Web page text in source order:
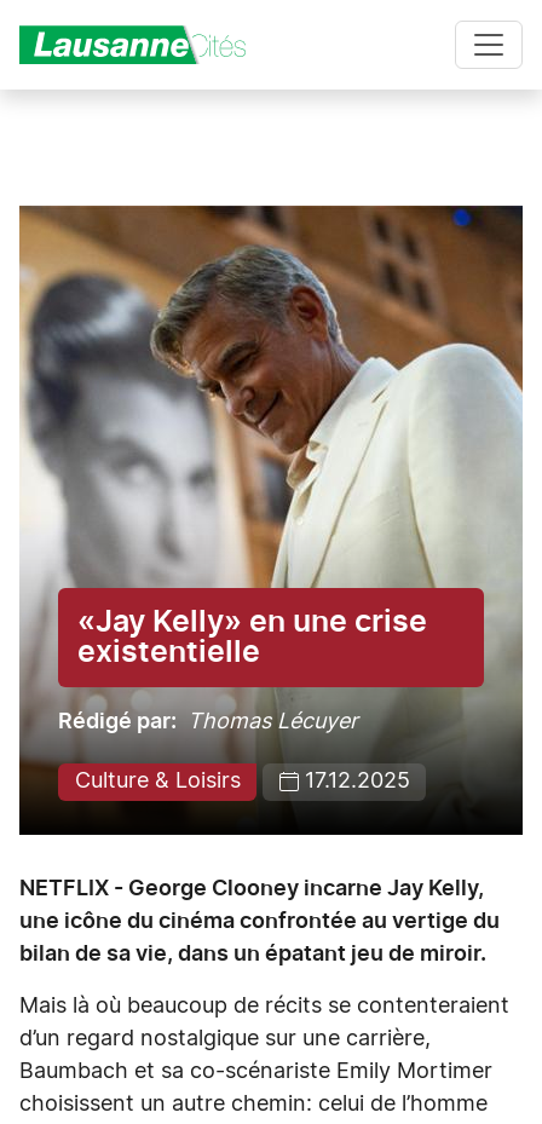
«Jay Kelly» en une crise
existentielle
Rédigé par Thomas Lécuyer
Culture & Loisirs 17.12.2025
NETFLIX - George Clooney incarne Jay Kelly,
une icône du cinéma confrontée au vertige du
bilan de sa vie, dans un épatant jeu de miroir.
Mais là où beaucoup de récits se contenteraient
d’un regard nostalgique sur une carrière,
Baumbach et sa co-scénariste Emily Mortimer
choisissent un autre chemin: celui de l’homme